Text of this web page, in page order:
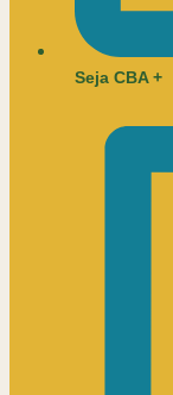
Seja CBA +